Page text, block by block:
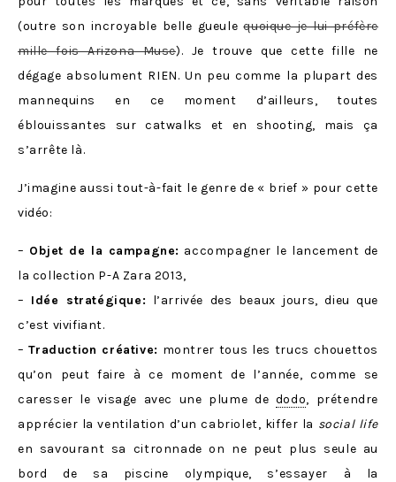
(outre son incroyable belle gueulequoique je lui préfère
mille fois Arizona Muse). Je trouve que cette fille ne
dégage absolument RIEN. Un peu comme la plupart des
mannequins en ce moment d’ailleurs, toutes
éblouissantes sur catwalks et en shooting, mais ça
s’arrête là.
J’imagine aussi tout-à-fait le genre de « brief » pour cette
vidéo:
– Objet de la campagne: accompagner le lancement de
la collection P-A Zara 2013,
– Idée stratégique: l’arrivée des beaux jours, dieu que
c’est vivifiant.
–Traduction créative: montrer tous les trucs chouettos
qu’on peut faire à ce moment de l’année, comme se
caresser le visage avec une plume de dodo, prétendre
apprécier la ventilation d’un cabriolet, kiffer la social life
en savourant sa citronnade on ne peut plus seule au
bord de sa piscine olympique, s’essayer à la